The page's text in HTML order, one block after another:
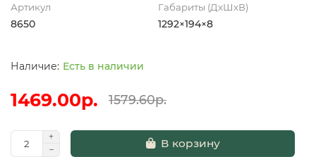
Артикул
8650
Габариты (ДхШхВ)
1292×194×8
Есть в наличии
1469.00р. 1579.60р.
В корзину